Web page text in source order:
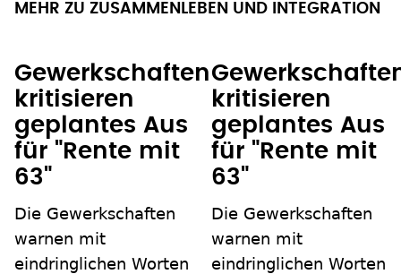
MEHR ZU ZUSAMMENLEBEN UND INTEGRATION
Gewerkschaften
kritisieren
geplantes Aus
für "Rente mit
63"
Die Gewerkschaften
warnen mit
eindringlichen Worten
kritisieren
geplantes Aus
für "Rente mit
63"
Die Gewerkschaften
warnen mit
eindringlichen Worten